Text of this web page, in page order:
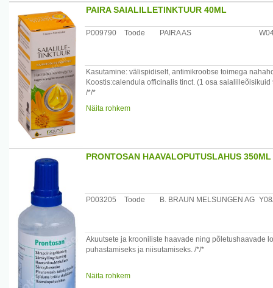
Maaletooja: AS Paira , Pae 8 , Tallinn
PAIRA SAIALILLETINKTUUR 40ML
P009790 Toode PAIRA AS
Kasutamine: välispidiselt, antimikroobse toimega
Koostis:calendula officinalis tinct. (1 osa
/*/*
Säilitamine: originaalpakendis, temperatuuril mitte üle
Näita rohkem
PRONTOSAN HAAVALOPUTUSLAHUS 350ML
P003205 Toode B. BRAUN MELSUNGEN AG
Akuutsete ja krooniliste haavade ning põletushaavade
puhastamiseks ja niisutamiseks. /*/*
polüheksaniidil (polüaminopropüülbiguaniid): kudede
Näita rohkem